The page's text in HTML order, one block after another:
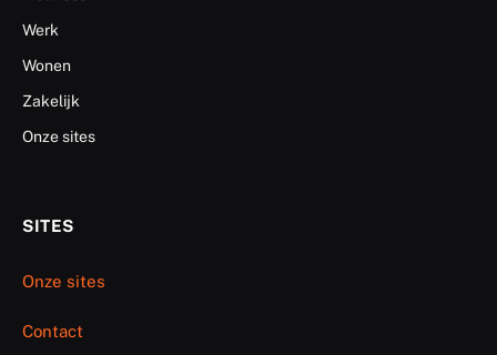
Werk
Wonen
Zakelijk
Onze sites
SITES
Onze sites
Contact